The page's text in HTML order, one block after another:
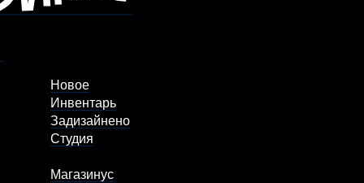
Новое
Инвентарь
Задизайнено
Студия
Магазинус